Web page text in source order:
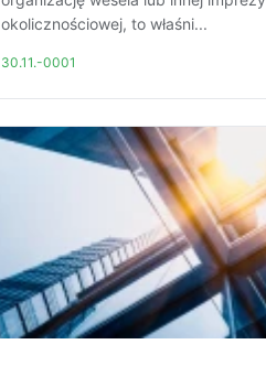
okolicznościowej, to właśni...
30.11.-0001